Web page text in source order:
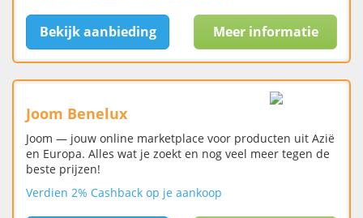
Bekijk aanbieding Meer informatie
Joom Benelux
Joom — jouw online marketplace voor producten uit Azië
en Europa. Alles wat je zoekt en nog veel meer tegen de
beste prijzen!
Verdien 2% Cashback op je aankoop